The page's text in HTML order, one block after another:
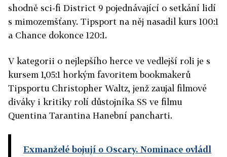
shodně sci-fi District 9 pojednávající o setkání lidí
s mimozemšťany. Tipsport na něj nasadil kurs 100:1
a Chance dokonce 120:1.
V kategorii o nejlepšího herce ve vedlejší roli je s
kursem 1,05:1 horkým favoritem bookmakerů
Tipsportu Christopher Waltz, jenž zaujal filmové
diváky i kritiky rolí důstojníka SS ve filmu
Quentina Tarantina Hanební pancharti.
Exmanželé bojují o Oscary. Nominace ovládl